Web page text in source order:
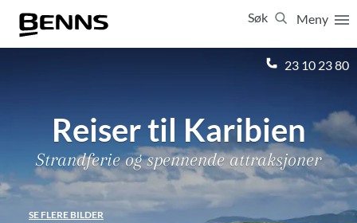
Meny
Søk
23 10 23 80
Reiser til Karibien
Strandferie og spennende attraksjoner
SE FLERE BILDER
Lukk
Vis resultater for: Alle Feriereiser